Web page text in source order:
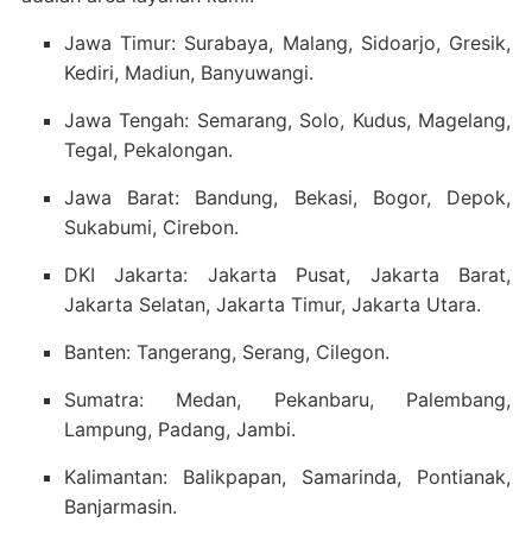
Jawa Timur: Surabaya, Malang, Sidoarjo, Gresik,
Kediri, Madiun, Banyuwangi.
Jawa Tengah: Semarang, Solo, Kudus, Magelang,
Tegal, Pekalongan.
Jawa Barat: Bandung, Bekasi, Bogor, Depok,
Sukabumi, Cirebon.
DKI Jakarta: Jakarta Pusat, Jakarta Barat,
Jakarta Selatan, Jakarta Timur, Jakarta Utara.
Banten: Tangerang, Serang, Cilegon.
Sumatra: Medan, Pekanbaru, Palembang,
Lampung, Padang, Jambi.
Kalimantan: Balikpapan, Samarinda, Pontianak,
Banjarmasin.